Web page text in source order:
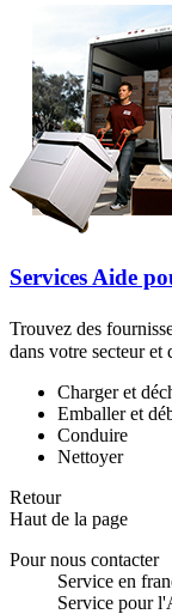
Services Aide
Trouvez des
dans votre secteur et
Charger et
Emballer et
Conduire
Nettoyer
Retour
Haut de la page
Pour nous contacter
Service en
Service pour